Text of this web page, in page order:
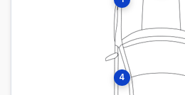
2025-11-12
2025-11-12
4